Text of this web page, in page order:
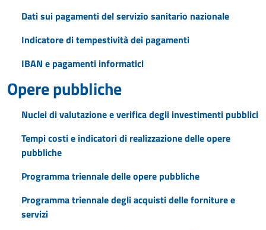
Dati sui pagamenti del servizio sanitario nazionale
Indicatore di tempestività dei pagamenti
IBAN e pagamenti informatici
Opere pubbliche
Nuclei di valutazione e verifica degli investimenti pubblici
Tempi costi e indicatori di realizzazione delle opere
pubbliche
Programma triennale delle opere pubbliche
Programma triennale degli acquisti delle forniture e
servizi